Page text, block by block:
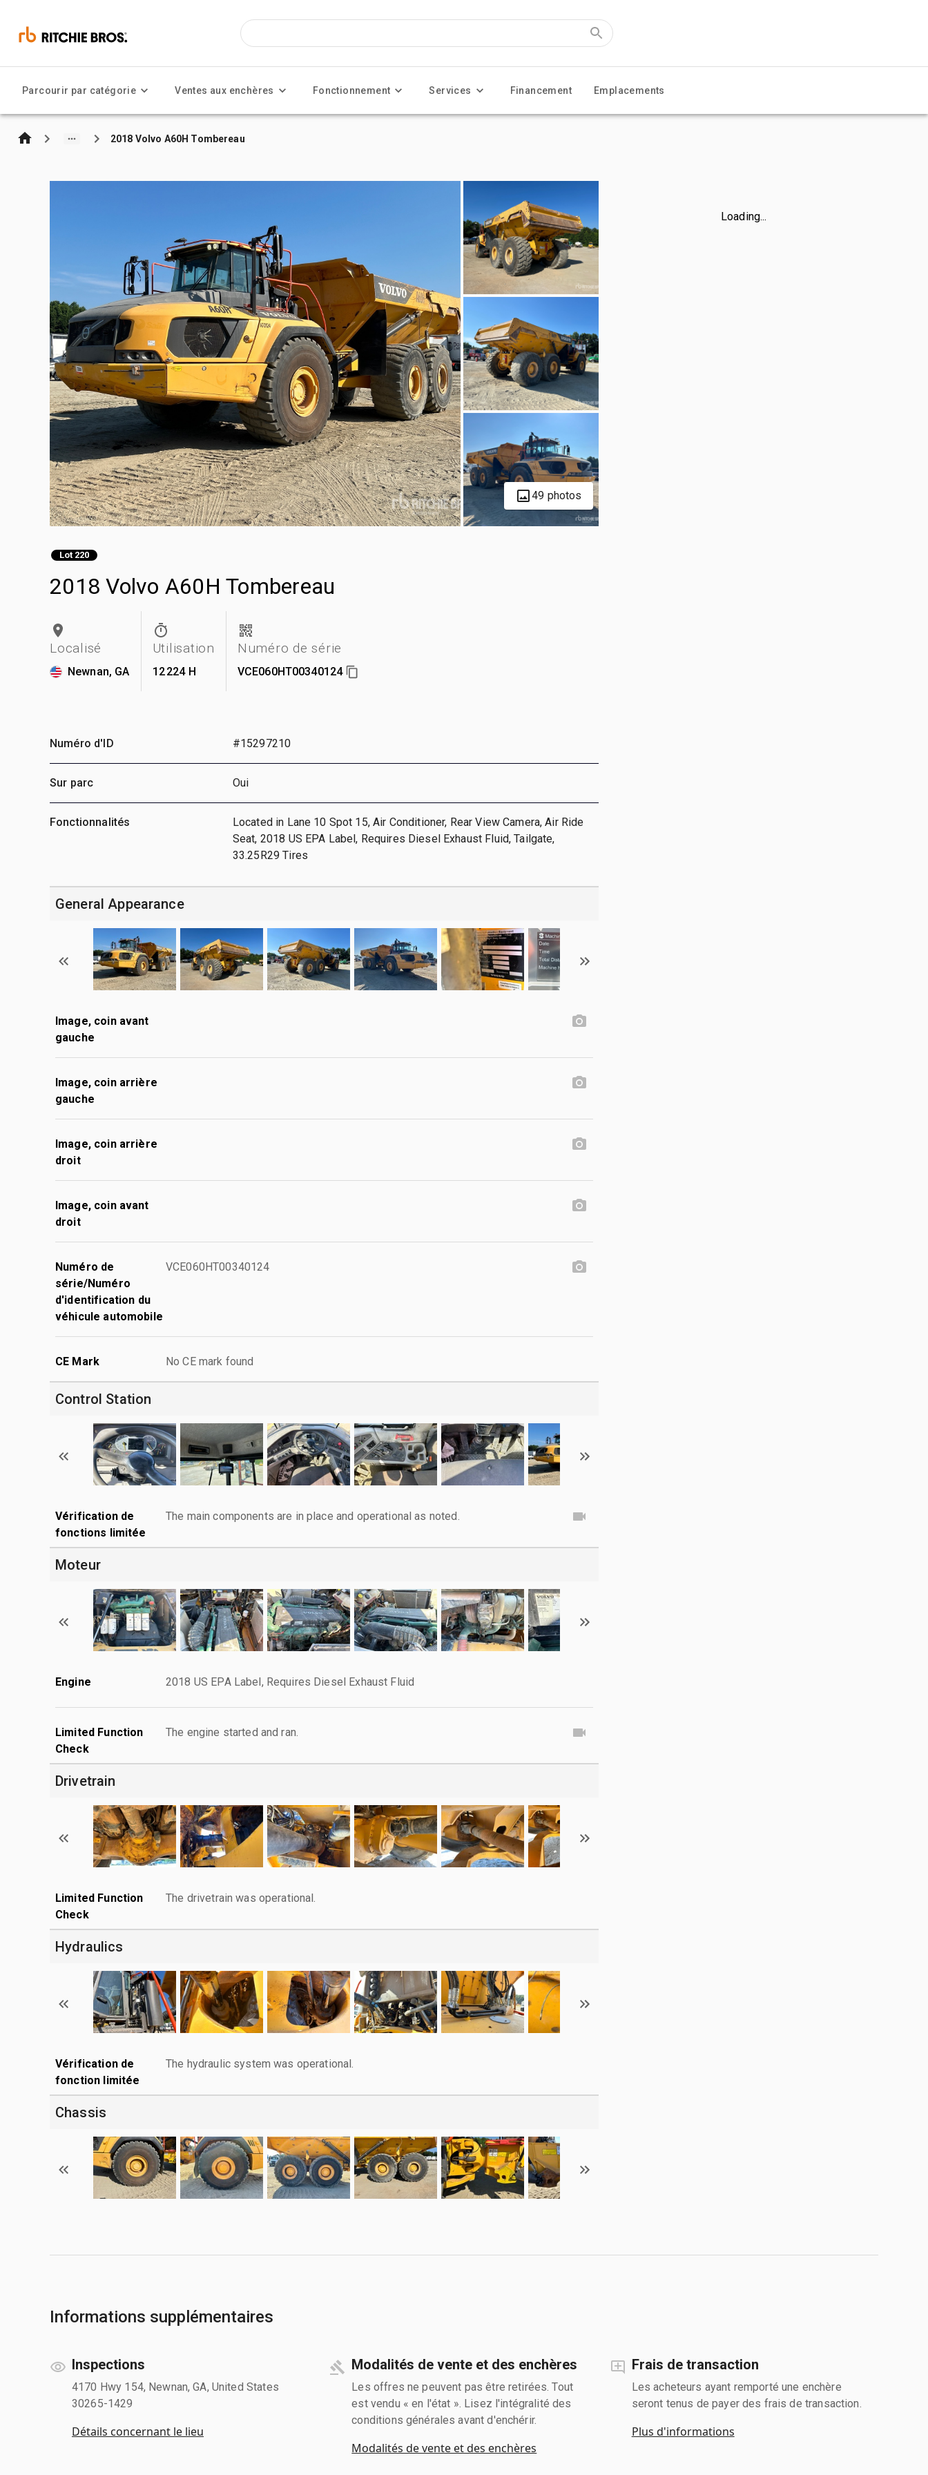
Parcourir par catégorie Ventes aux enchères Fonctionnement Services Financement Emplacements
2018 Volvo A60H Tombereau
49 photos
Lot 220
2018 Volvo A60H Tombereau
Localisé
Newnan, GA
Utilisation
12 224 H
Numéro de série
VCE060HT00340124
Loading...
Numéro d'ID #15297210
Sur parc Oui
Fonctionnalités
Located in Lane 10 Spot 15, Air Conditioner, Rear View Camera, Air Ride
Seat, 2018 US EPA Label, Requires Diesel Exhaust Fluid, Tailgate,
33.25R29 Tires
General Appearance
Image, coin avant
gauche
Image, coin arrière
gauche
Image, coin arrière
droit
Image, coin avant
droit
Numéro de
série/Numéro
d'identification du
véhicule automobile
VCE060HT00340124
CE Mark No CE mark found
Control Station
Vérification de
fonctions limitée
The main components are in place and operational as noted.
Moteur
Engine 2018 US EPA Label, Requires Diesel Exhaust Fluid
Limited Function
Check
The engine started and ran.
Drivetrain
Limited Function
Check
The drivetrain was operational.
Hydraulics
Vérification de
fonction limitée
The hydraulic system was operational.
Chassis
Informations supplémentaires
Inspections
4170 Hwy 154, Newnan, GA, United States
30265-1429
Détails concernant le lieu
Modalités de vente et des enchères
Les offres ne peuvent pas être retirées. Tout
est vendu « en l'état ». Lisez l'intégralité des
conditions générales avant d'enchérir.
Modalités de vente et des enchères
Frais de transaction
Les acheteurs ayant remporté une enchère
seront tenus de payer des frais de transaction.
Plus d'informations